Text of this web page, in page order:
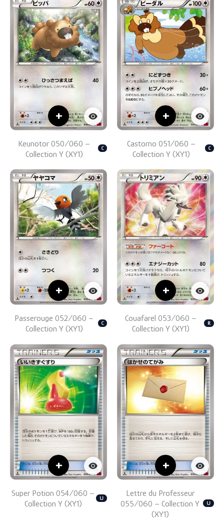
+
Keunotor 050/060 –
Collection Y (XY1)
C
+
Castorno 051/060 –
Collection Y (XY1)
C
+
Passerouge 052/060 –
Collection Y (XY1)
C
+
Couafarel 053/060 –
Collection Y (XY1)
R
+
Super Potion 054/060 –
Collection Y (XY1)
U
+
Lettre du Professeur
055/060 – Collection Y
(XY1)
U